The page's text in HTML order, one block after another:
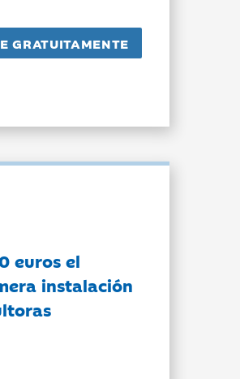
euros el
instalación